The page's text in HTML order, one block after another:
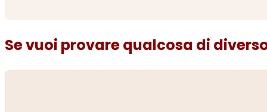
Se vuoi provare qualcosa di